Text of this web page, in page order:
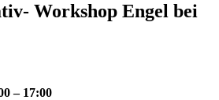
Workshop Engel bei
–17:00